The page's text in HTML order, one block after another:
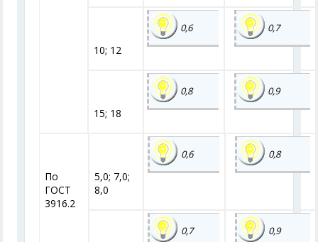
10; 12
0,6 0,7
15; 18
0,8 0,9
По
ГОСТ
3916.2
5,0; 7,0;
8,0
0,6 0,8
0,7 0,9